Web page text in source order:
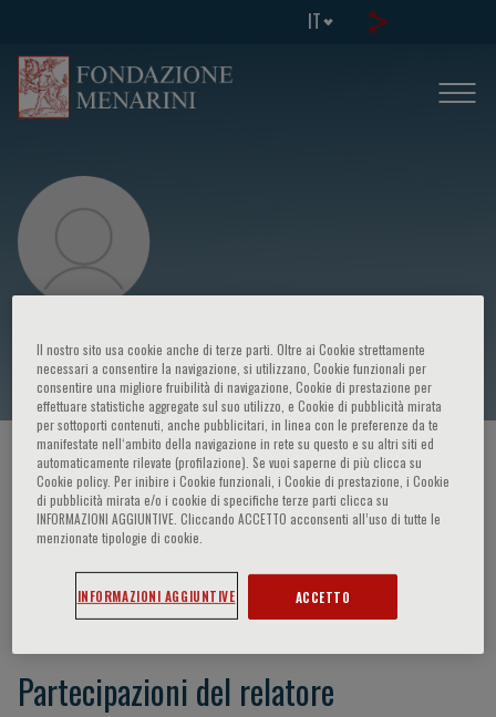
IT
S. Plotkin
HOME PAGE / CORSI ED EVENTI / RELATORE
S. Plotkin
Partecipazioni del relatore
Il nostro sito usa cookie anche di terze parti. Oltre ai Cookie strettamente
necessari a consentire la navigazione, si utilizzano, Cookie funzionali per
consentire una migliore fruibilità di navigazione, Cookie di prestazione per
effettuare statistiche aggregate sul suo utilizzo, e Cookie di pubblicità mirata
per sottoporti contenuti, anche pubblicitari, in linea con le preferenze da te
manifestate nell‘ambito della navigazione in rete su questo e su altri siti ed
automaticamente rilevate (profilazione). Se vuoi saperne di più clicca su
Cookie policy. Per inibire i Cookie funzionali, i Cookie di prestazione, i Cookie
di pubblicità mirata e/o i cookie di specifiche terze parti clicca su
INFORMAZIONI AGGIUNTIVE. Cliccando ACCETTO acconsenti all’uso di tutte le
menzionate tipologie di cookie.
INFORMAZIONI AGGIUNTIVE ACCETTO